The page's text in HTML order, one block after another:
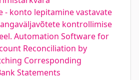
- konto lepitamine vastavate
kontrollimise
Automation Software for
Reconciliation by
Corresponding
Statements